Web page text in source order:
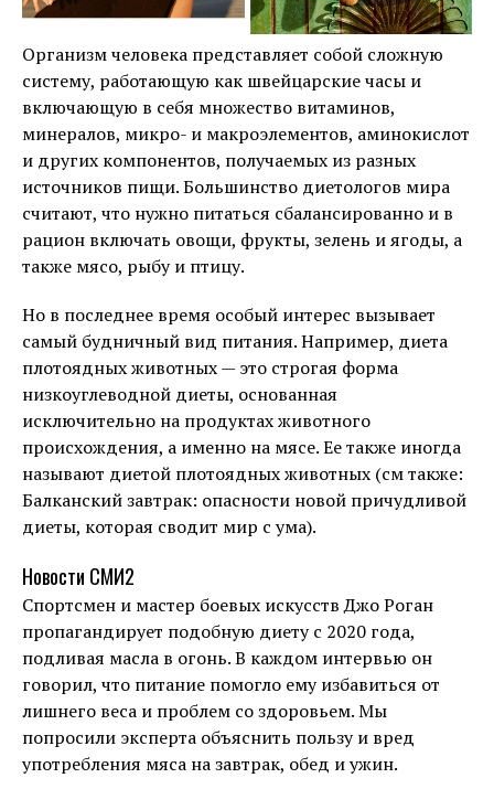
Организм человека представляет собой сложную
систему, работающую как швейцарские часы и
включающую в себя множество витаминов,
минералов, микро- и макроэлементов, аминокислот
и других компонентов, получаемых из разных
источников пищи. Большинство диетологов мира
считают, что нужно питаться сбалансированно и в
рацион включать овощи, фрукты, зелень и ягоды, а
также мясо, рыбу и птицу.
Но в последнее время особый интерес вызывает
самый будничный вид питания. Например, диета
плотоядных животных — это строгая форма
низкоуглеводной диеты, основанная
исключительно на продуктах животного
происхождения, а именно на мясе. Ее также иногда
называют диетой плотоядных животных (см также:
Балканский завтрак: опасности новой причудливой
диеты, которая сводит мир с ума).
Новости СМИ2
Спортсмен и мастер боевых искусств Джо Роган
пропагандирует подобную диету с 2020 года,
подливая масла в огонь. В каждом интервью он
говорил, что питание помогло ему избавиться от
лишнего веса и проблем со здоровьем. Мы
попросили эксперта объяснить пользу и вред
употребления мяса на завтрак, обед и ужин.